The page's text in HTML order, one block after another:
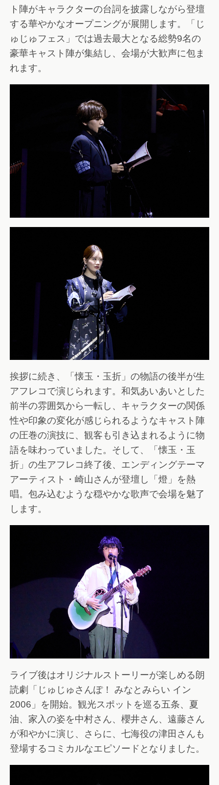
ト陣がキャラクターの台詞を披露しながら登壇
する華やかなオープニングが展開します。「じ
ゅじゅフェス」では過去最大となる総勢9名の
豪華キャスト陣が集結し、会場が大歓声に包ま
れます。
挨拶に続き、「懐玉・玉折」の物語の後半が生
アフレコで演じられます。和気あいあいとした
前半の雰囲気から一転し、キャラクターの関係
性や印象の変化が感じられるようなキャスト陣
の圧巻の演技に、観客も引き込まれるように物
語を味わっていました。そして、「懐玉・玉
折」の生アフレコ終了後、エンディングテーマ
アーティスト・崎山さんが登壇し「燈」を熱
唱。包み込むような穏やかな歌声で会場を魅了
します。
ライブ後はオリジナルストーリーが楽しめる朗
読劇「じゅじゅさんぽ！ みなとみらい イン
2006」を開始。観光スポットを巡る五条、夏
油、家入の姿を中村さん、櫻井さん、遠藤さん
が和やかに演じ、さらに、七海役の津田さんも
登場するコミカルなエピソードとなりました。